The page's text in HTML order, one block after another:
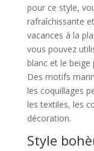
pour ce style,
rafraîchissante
vacances à la
vous pouvez
blanc et le beige
Des motifs
les coquillages
les textiles, les
décoration.
Style